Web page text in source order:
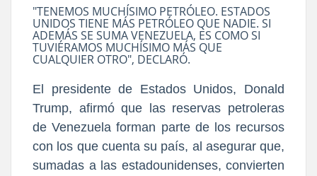
"TENEMOS MUCHÍSIMO PETRÓLEO. ESTADOS
UNIDOS TIENE MÁS PETRÓLEO QUE NADIE. SI
ADEMÁS SE SUMA VENEZUELA, ES COMO SI
TUVIÉRAMOS MUCHÍSIMO MÁS QUE
CUALQUIER OTRO", DECLARÓ.
El presidente de Estados Unidos, Donald
Trump, afirmó que las reservas petroleras
de Venezuela forman parte de los recursos
con los que cuenta su país, al asegurar que,
sumadas a las estadounidenses, convierten